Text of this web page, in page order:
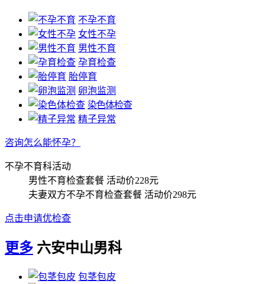
不孕不育
女性不孕
男性不育
孕育检查
胎停育
卵泡监测
染色体检查
精子异常
咨询怎么能怀孕？
不孕不育科活动
男性不育检查套餐 活动价228元
夫妻双方不孕不育检查套餐 活动价298元
点击申请优检查
更多 六安中山男科
包茎包皮